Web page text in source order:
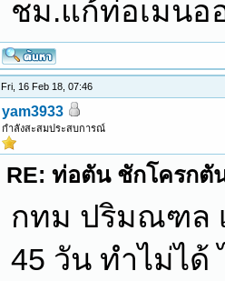
ชม.แก้ท่อเมนอ
Fri, 16 Feb 18, 07:46
yam3933
กำลังสะสมประสบการณ์
RE: ท่อตัน ชักโครก
กทม ปริมณฑล
45 วัน ทำไม่ได้